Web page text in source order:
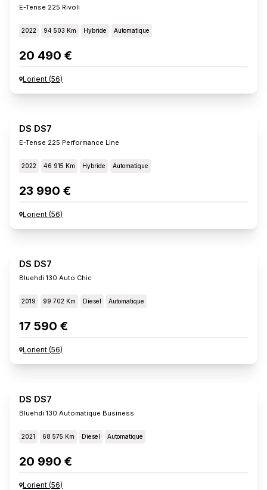
E-Tense 225 Rivoli
2022 94 503 Km Hybride Automatique
20 490 €
Lorient (56)
DS DS7
E-Tense 225 Performance Line
2022 46 915 Km Hybride Automatique
23 990 €
Lorient (56)
DS DS7
Bluehdi 130 Auto Chic
2019 99 702 Km Diesel Automatique
17 590 €
Lorient (56)
DS DS7
Bluehdi 130 Automatique Business
2021 68 575 Km Diesel Automatique
20 990 €
Lorient (56)